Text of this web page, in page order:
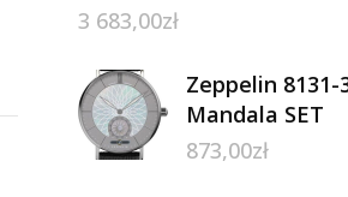
3 683,00zł
Zeppelin 8131-
Mandala SET
873,00zł